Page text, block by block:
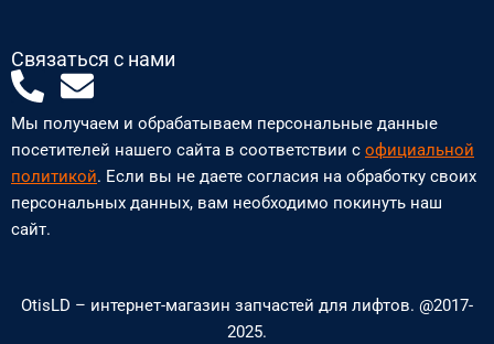
Связаться с нами
P
h
o
n
e
l
E
n
v
e
l
e
Мы получаем и обрабатываем персональные данные
посетителей нашего сайта в соответствии с официальной
политикой. Если вы не даете согласия на обработку своих
персональных данных, вам необходимо покинуть наш
сайт.
OtisLD – интернет-магазин запчастей для лифтов. @2017-
2025.